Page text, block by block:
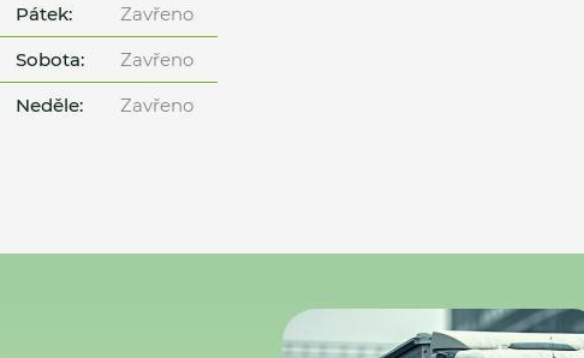
Pátek:
Zavřeno
Sobota:
Zavřeno
Neděle:
Zavřeno